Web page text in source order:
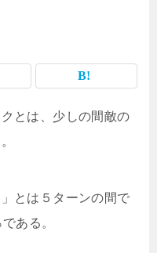
とは、少しの間敵の
とは５ターンの間で
ある。